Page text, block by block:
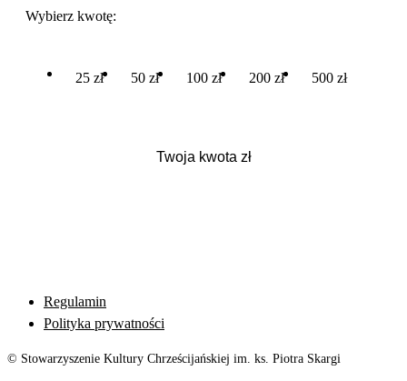
Wybierz kwotę:
25 zł 50 zł 100 zł 200 zł 500 zł
Regulamin
Polityka prywatności
© Stowarzyszenie Kultury Chrześcijańskiej im. ks. Piotra Skargi